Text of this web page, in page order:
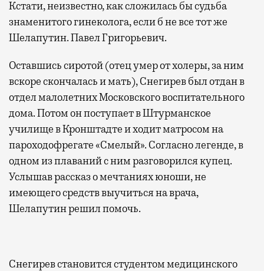
Кстати, неизвестно, как сложилась бы судьба
знаменитого гинеколога, если б не все тот же
Шелапутин. Павел Григорьевич.
Оставшись сиротой (отец умер от холеры, за ним
вскоре скончалась и мать), Снегирев был отдан в
отдел малолетних Московского воспитательного
дома. Потом он поступает в Штурманское
училище в Кронштадте и ходит матросом на
пароходофрегате «Смелый». Согласно легенде, в
одном из плаваний с ним разговорился купец.
Услышав рассказ о мечтаниях юноши, не
имеющего средств выучиться на врача,
Шелапутин решил помочь.
Снегирев становится студентом медицинского